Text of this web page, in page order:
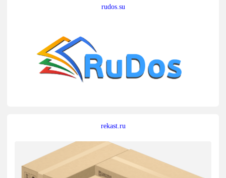
rudos.su
rekast.ru